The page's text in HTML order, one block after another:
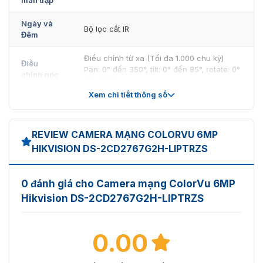
Ngày và
Đêm
Bộ lọc cắt IR
Điều
chỉnh góc
Điều chỉnh từ xa (Tối đa 1.000 chu kỳ)
Pan: 0° đến 350°, tilt: 0° đến 85°, rotate: 0°
kính
2,8 đến 12 mm
Độ dài
FOV
2,8 đến 12 mm, FOV ngang 112,3° đến 41,2°,
đến 47,3°
F1.2
Xem chi tiết thông số
REVIEW CAMERA MẠNG COLORVU 6MP
HIKVISION DS-2CD2767G2H-LIPTRZS
0 đánh giá cho Camera mạng ColorVu 6MP
Hikvision DS-2CD2767G2H-LIPTRZS
0.00